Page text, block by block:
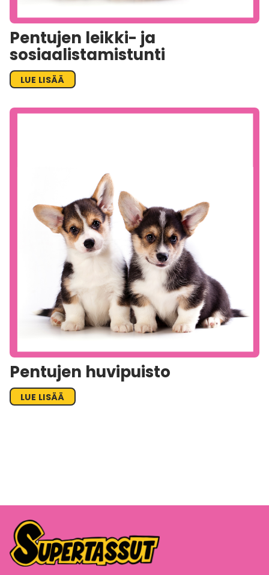
Pentujen leikki- ja
sosiaalistamistunti
LUE LISÄÄ
Pentujen huvipuisto
LUE LISÄÄ